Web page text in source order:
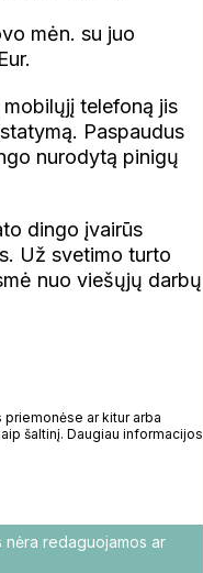
mėn. su juo
telefoną jis
Paspaudus
nurodytą pinigų
dingo įvairūs
Už svetimo turto
nuo viešųjų darbų
ar kitur arba
šaltinį. Daugiau informacijos
nėra redaguojamos ar